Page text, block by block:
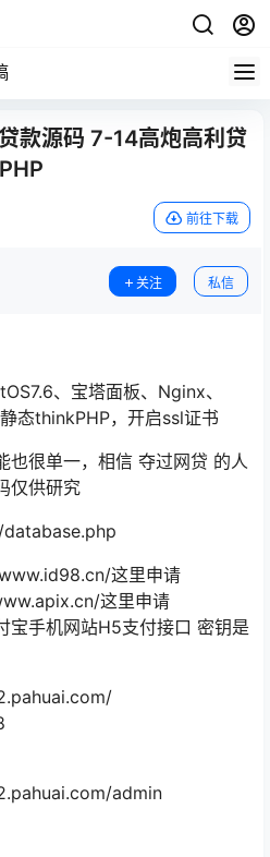
款源码 7-14高炮高利贷
前往下载
关注 私信
、宝塔面板、Nginx、
态thinkPHP，开启ssl证书
也很单一，相信 夺过网贷 的人
仅供研究
这里申请
这里申请
宝手机网站H5支付接口 密钥是
admin